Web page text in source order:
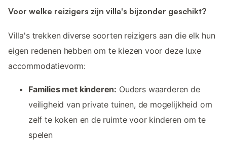
Voor welke reizigers zijn villa's bijzonder geschikt?
Villa's trekken diverse soorten reizigers aan die elk hun
eigen redenen hebben om te kiezen voor deze luxe
accommodatievorm:
Families met kinderen: Ouders waarderen de
veiligheid van private tuinen, de mogelijkheid om
zelf te koken en de ruimte voor kinderen om te
spelen